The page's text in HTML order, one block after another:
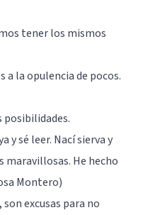
tener los mismos
a la opulencia de pocos.
posibilidades.
y sé leer. Nací sierva y
maravillosas. He hecho
Montero)
excusas para no